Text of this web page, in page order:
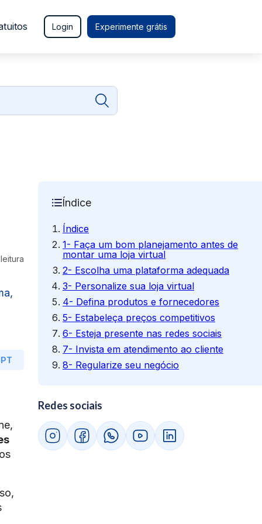
Login Experimente grátis
Índice
Índice
1- Faça um bom planejamento antes de
montar uma loja virtual
2- Escolha uma plataforma adequada
3- Personalize sua loja virtual
4- Defina produtos e fornecedores
5- Estabeleça preços competitivos
6- Esteja presente nas redes sociais
7- Invista em atendimento ao cliente
8- Regularize seu negócio
Redes sociais